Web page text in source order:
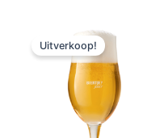
Uitverkoop!